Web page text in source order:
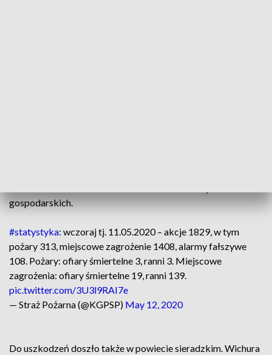
gospodarskich.
#statystyka: wczoraj tj. 11.05.2020 – akcje 1829, w tym
pożary 313, miejscowe zagrożenie 1408, alarmy fałszywe
108. Pożary: ofiary śmiertelne 3, ranni 3. Miejscowe
zagrożenia: ofiary śmiertelne 19, ranni 139.
pic.twitter.com/3U3l9RAI7e
— Straż Pożarna (@KGPSP) May 12, 2020
Do uszkodzeń doszło także w powiecie sieradzkim. Wichura